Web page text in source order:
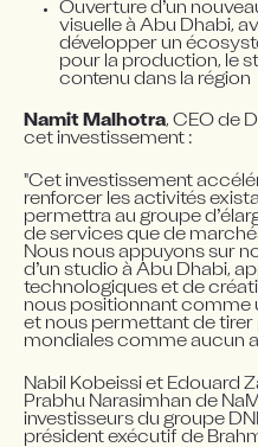
Ouverture d’un
visuelle à Abu Dhabi,
développer un
pour la production, le
contenu dans la région
Namit Malhotra, CEO de
cet investissement :
"Cet investissement
renforcer les activités
permettra au groupe
de services que de
Nous nous appuyons sur
d’un studio à Abu Dhabi,
technologiques et de
nous positionnant comme
et nous permettant de
mondiales comme aucun
Nabil Kobeissi et Edouard
Prabhu Narasimhan de
investisseurs du groupe
président exécutif de